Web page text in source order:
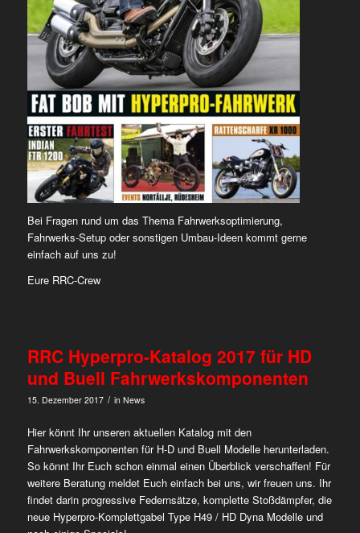
Bei Fragen rund um das Thema Fahrwerksoptimierung,
Fahrwerks-Setup oder sonstigen Umbau-Ideen kommt gerne
einfach auf uns zu!
Eure RRC-Crew
RRC Hyperpro-Katalog 2017 für HD
und Buell Fahrwerkskomponenten
15. Dezember 2017 / in News
Hier könnt Ihr unseren aktuellen Katalog mit den
Fahrwerkskomponenten für H-D und Buell Modelle herunterladen.
So könnt Ihr Euch schon einmal einen Überblick verschaffen! Für
weitere Beratung meldet Euch einfach bei uns, wir freuen uns. Ihr
findet darin progressive Federnsätze, komplette Stoßdämpfer, die
neue Hyperpro-Komplettgabel Type H49 / HD Dyna Modelle und